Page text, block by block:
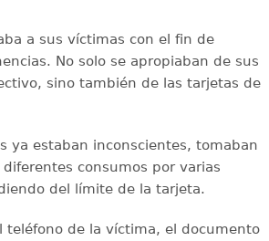
a sus víctimas con el fin de
No solo se apropiaban de sus
sino también de las tarjetas de
ya estaban inconscientes, tomaban
consumos por varias
del límite de la tarjeta.
teléfono de la víctima, el documento